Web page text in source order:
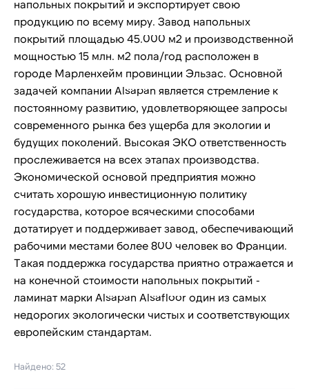
напольных покрытий и экспортирует свою
продукцию по всему миру. Завод напольных
покрытий площадью 45.000 м2 и производственной
мощностью 15 млн. м2 пола/год расположен в
городе Марленхейм провинции Эльзас. Основной
задачей компании Alsapan является стремление к
постоянному развитию, удовлетворяющее запросы
современного рынка без ущерба для экологии и
будущих поколений. Высокая ЭКО ответственность
прослеживается на всех этапах производства.
Экономической основой предприятия можно
считать хорошую инвестиционную политику
государства, которое всяческими способами
дотатирует и поддерживает завод, обеспечивающий
рабочими местами более 800 человек во Франции.
Такая поддержка государства приятно отражается и
на конечной стоимости напольных покрытий -
ламинат марки Alsapan Alsafloor один из самых
недорогих экологически чистых и соответствующих
европейским стандартам.
Найдено: 52